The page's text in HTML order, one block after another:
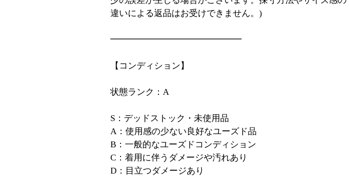
違いによる返品はお受けできません。)
━━━━━━━━━━━━━━━
【コンディション】
状態ランク：A
S：デッドストック・未使用品
A：使用感の少ない良好なユーズド品
B：一般的なユーズドコンディション
C：着用に伴うダメージや汚れあり
D：目立つダメージあり